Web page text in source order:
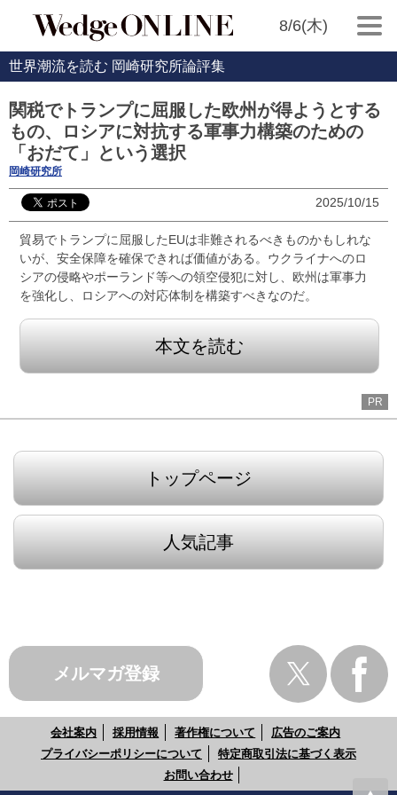
8/6(木)
世界潮流を読む 岡崎研究所論評集
関税でトランプに屈服した欧州が得ようとする
もの、ロシアに対抗する軍事力構築のための
「おだて」という選択
岡崎研究所
2025/10/15
貿易でトランプに屈服したEUは非難されるべきものかもしれな
いが、安全保障を確保できれば価値がある。ウクライナへのロ
シアの侵略やポーランド等への領空侵犯に対し、欧州は軍事力
を強化し、ロシアへの対応体制を構築すべきなのだ。
本文を読む
PR
トップページ
人気記事
メルマガ登録
会社案内 採用情報 著作権について
広告のご案内
プライバシーポリシーについて
特定商取引法に基づく表示
お問い合わせ